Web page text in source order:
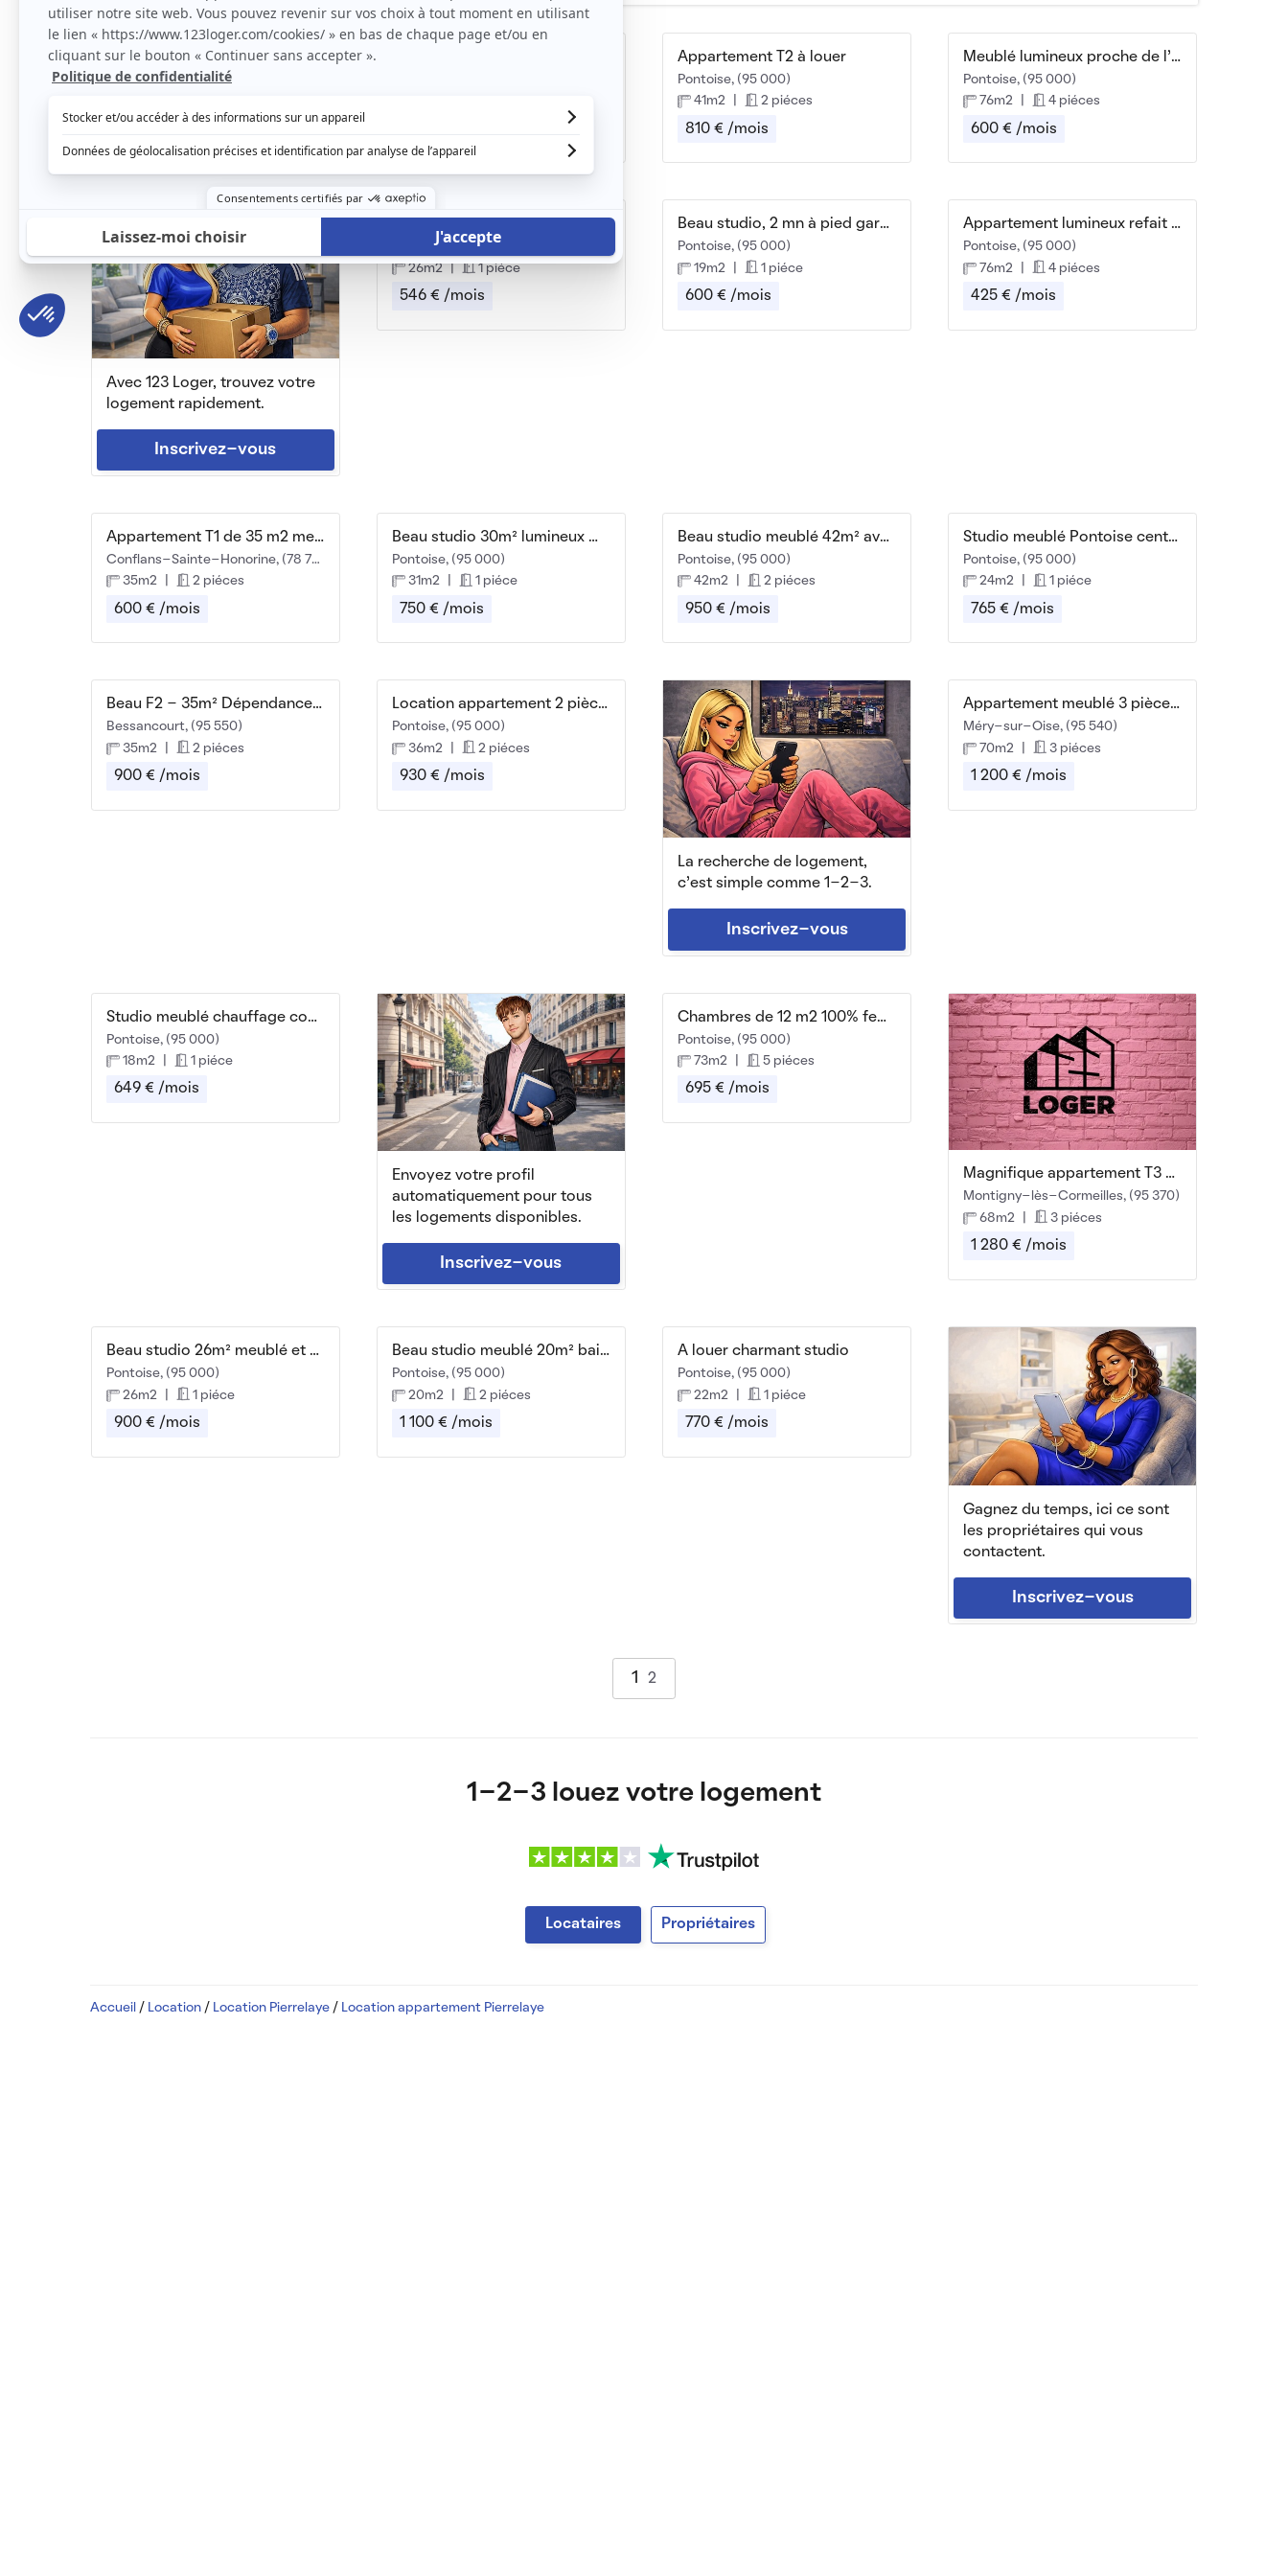
Avec 123 Loger, trouvez votre
logement rapidement.
Inscrivez-vous
La recherche de logement,
c'est simple comme 1-2-3.
Inscrivez-vous
Envoyez votre profil
automatiquement pour tous
les logements disponibles.
Inscrivez-vous
Gagnez du temps, ici ce sont
les propriétaires qui vous
contactent.
Inscrivez-vous
Beau 2P meublé de 53m²
Pierrelaye, (95 480)
Appartement T2 à louer
Pontoise, (95 000)
41m2
2 piéces
810 € /mois
Meublé lumineux proche de l'ESSEC
Pontoise, (95 000)
76m2
4 piéces
600 € /mois
Pontoise, (95 000)
26m2
1 piéce
546 € /mois
Beau studio, 2 mn à pied gare de Pontoise
Pontoise, (95 000)
19m2
1 piéce
600 € /mois
Appartement lumineux refait à neuf
Pontoise, (95 000)
76m2
4 piéces
425 € /mois
Appartement T1 de 35 m2 meublé et équipé
Conflans-Sainte-Honorine, (78 700)
35m2
2 piéces
600 € /mois
Beau studio 30m² lumineux meublé
Pontoise, (95 000)
31m2
1 piéce
750 € /mois
Beau studio meublé 42m² avec vue magnifique
Pontoise, (95 000)
42m2
2 piéces
950 € /mois
Studio meublé Pontoise centre + parking
Pontoise, (95 000)
24m2
1 piéce
765 € /mois
Beau F2 - 35m² Dépendance dans pavillon
Bessancourt, (95 550)
35m2
2 piéces
900 € /mois
Location appartement 2 pièces centre Pontoise
Pontoise, (95 000)
36m2
2 piéces
930 € /mois
Appartement meublé 3 pièces – 70 m²
Méry-sur-Oise, (95 540)
70m2
3 piéces
1 200 € /mois
Studio meublé chauffage compris. 18M2
Pontoise, (95 000)
18m2
1 piéce
649 € /mois
Chambres de 12 m2 100% femmes
Pontoise, (95 000)
73m2
5 piéces
695 € /mois
Magnifique appartement T3 meublé avec balcon
Montigny-lès-Cormeilles, (95 370)
68m2
3 piéces
1 280 € /mois
Beau studio 26m² meublé et chaleureux
Pontoise, (95 000)
26m2
1 piéce
900 € /mois
Beau studio meublé 20m² bail mobilité
Pontoise, (95 000)
20m2
2 piéces
1 100 € /mois
A louer charmant studio
Pontoise, (95 000)
22m2
1 piéce
770 € /mois
1 2
1-2-3 louez votre logement
Locataires Propriétaires
Accueil / Location / Location Pierrelaye / Location appartement Pierrelaye